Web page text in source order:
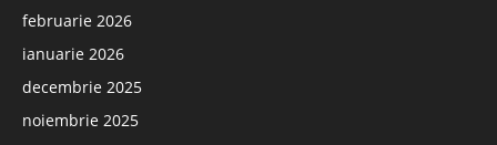
februarie 2026
ianuarie 2026
decembrie 2025
noiembrie 2025